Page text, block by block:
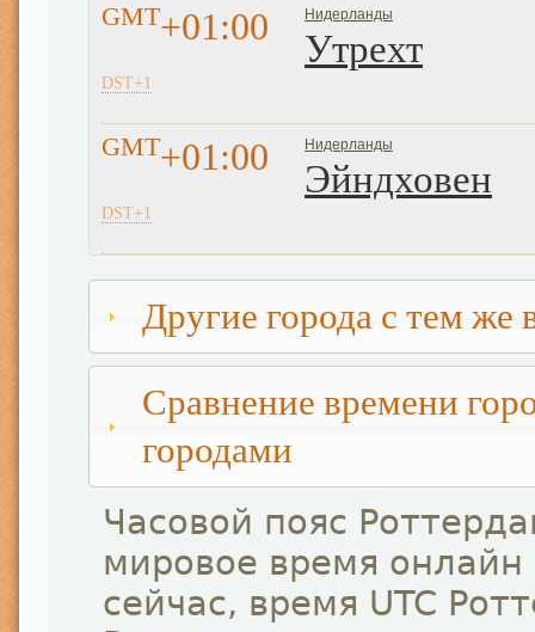
GMT+01:00
DST+1
Нидерланды
Утрехт
GMT+01:00
DST+1
Нидерланды
Эйндховен
Другие города с тем же
Сравнение времени
городами
Часовой пояс
мировое время онлайн
сейчас, время UTC